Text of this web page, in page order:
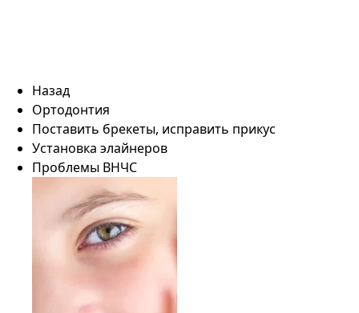
Назад
Ортодонтия
Поставить брекеты, исправить прикус
Установка элайнеров
Проблемы ВНЧС